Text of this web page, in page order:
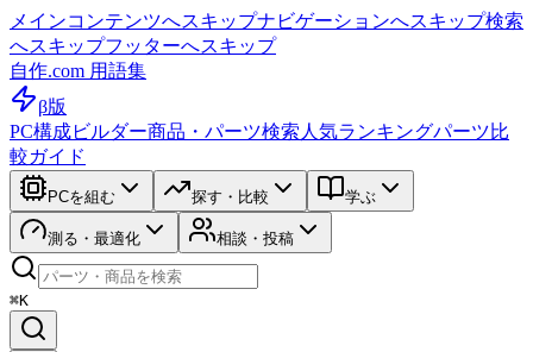
メインコンテンツへスキップナビゲーションへスキップ検索
へスキップフッターへスキップ
自作.com 用語集
β版
PC構成ビルダー商品・パーツ検索 人気ランキングパーツ比
較ガイド
PCを組む 探す・比較 学ぶ
測る・最適化 相談・投稿
⌘K